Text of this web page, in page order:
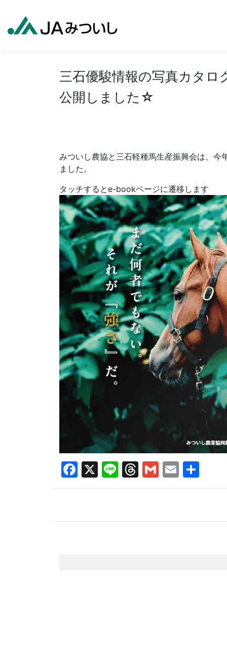
三石優駿情報の写真カタ
公開しました☆
みついし農協と三石軽種馬生産振興会は、今
ました。
タッチするとe-bookページに遷移します
Facebook
X LineThreads
Gmail
Email